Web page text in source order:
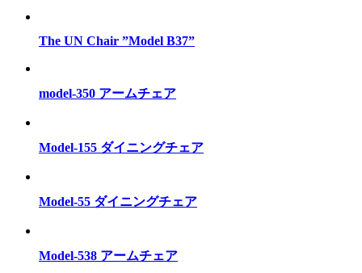
The UN Chair ”Model B37”
model-350 アームチェア
Model-155 ダイニングチェア
Model-55 ダイニングチェア
Model-538 アームチェア